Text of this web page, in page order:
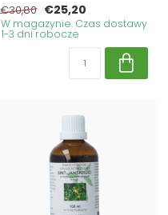
€30,80 €25,20
W magazynie. Czas dostawy
1-3 dni robocze